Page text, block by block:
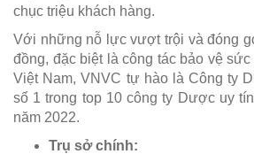
chục triệu khách hàng.
Với những nỗ lực vượt trội và đóng
đồng, đặc biệt là công tác bảo vệ
Việt Nam, VNVC tự hào là Công ty
số 1 trong top 10 công ty Dược uy
năm 2022.
Trụ sở chính: